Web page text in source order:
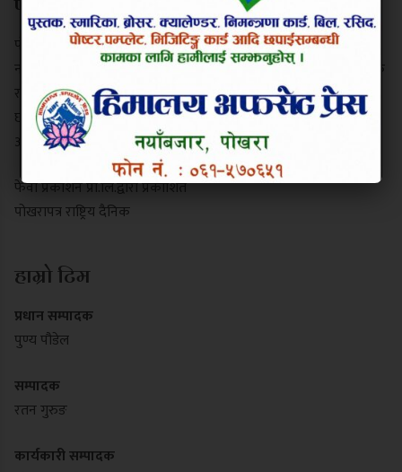
पोखरापत्र राष्ट्रिय दैनिक गण्डकी प्रदेशको एक प्रमुख समाचार माध्यम हो।
नयाँबजार, पोखरा-९ बाट प्रकाशित यो पत्रिकाले स्थानीय गतिविधि, प्रादेशिक
राजनीति, पर्यटन र राष्ट्रिय समाचार निष्पक्ष रूपमा सम्प्रेषण गर्दछ। यसले
छापा र डिजिटल पोर्टल दुवै माध्यमबाट आम नागरिकलाई सुसूचित गर्दै
आइरहेको छ।
फेवा प्रकाशन प्रा.लि.द्वारा प्रकाशित
पोखरापत्र राष्ट्रिय दैनिक
हाम्रो टिम
प्रधान सम्पादक
पुण्य पौडेल
सम्पादक
रतन गुरुङ
कार्यकारी सम्पादक